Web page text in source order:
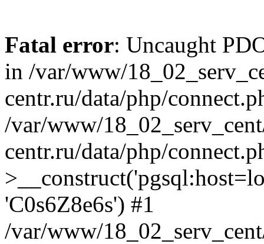
Fatal error: Uncaught
in /var/www/
centr.ru/data/php/
/var/www/
centr.ru/data/php/
'C0s6Z8e6s') #1
/var/www/